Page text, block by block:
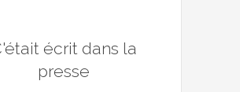
écrit dans la
presse